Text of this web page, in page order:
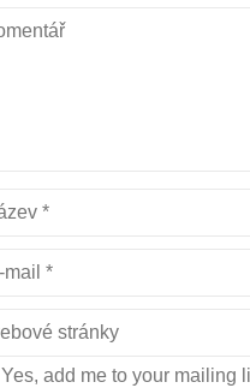
Yes, add me to your mailing